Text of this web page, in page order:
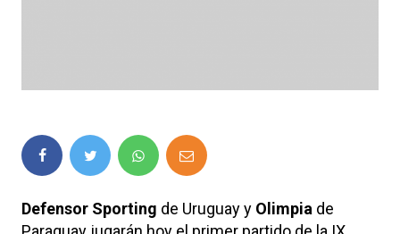
Defensor Sporting de Uruguay y Olimpia de